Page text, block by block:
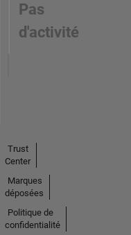
Pas
d'activité
Trust
Center
Marques
déposées
Politique de
confidentialité